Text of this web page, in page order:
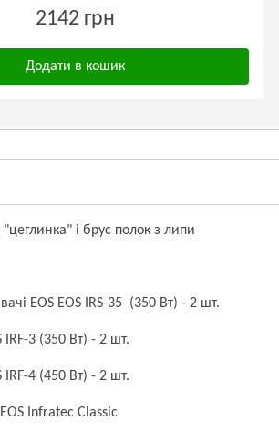
2142 грн
Додати в кошик
і брус полок з липи
EOS EOS IRS-35 (350 Вт) - 2 шт.
IRF-3 (350 Вт) - 2 шт.
IRF-4 (450 Вт) - 2 шт.
Infratec Classic